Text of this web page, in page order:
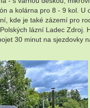
a kolárna pro 8 - 9 kol.
kde je také zázemí pro
lázní Ladec Zdroj.
30 minut na sjezdovky